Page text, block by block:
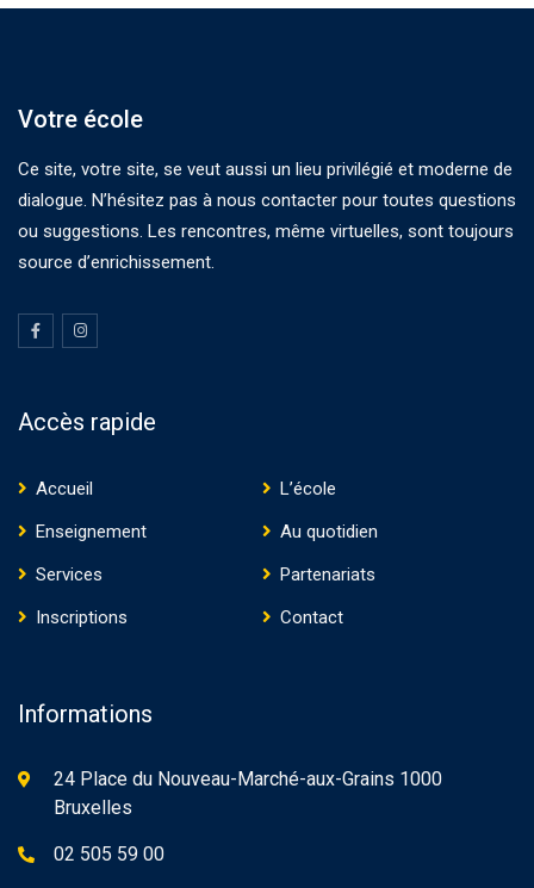
Votre école
Ce site, votre site, se veut aussi un lieu privilégié et moderne de
dialogue. N’hésitez pas à nous contacter pour toutes questions
ou suggestions. Les rencontres, même virtuelles, sont toujours
source d’enrichissement.
Accès rapide
Accueil
L’école
Enseignement
Au quotidien
Services
Partenariats
Inscriptions
Contact
Informations
24 Place du Nouveau-Marché-aux-Grains 1000
Bruxelles
02 505 59 00